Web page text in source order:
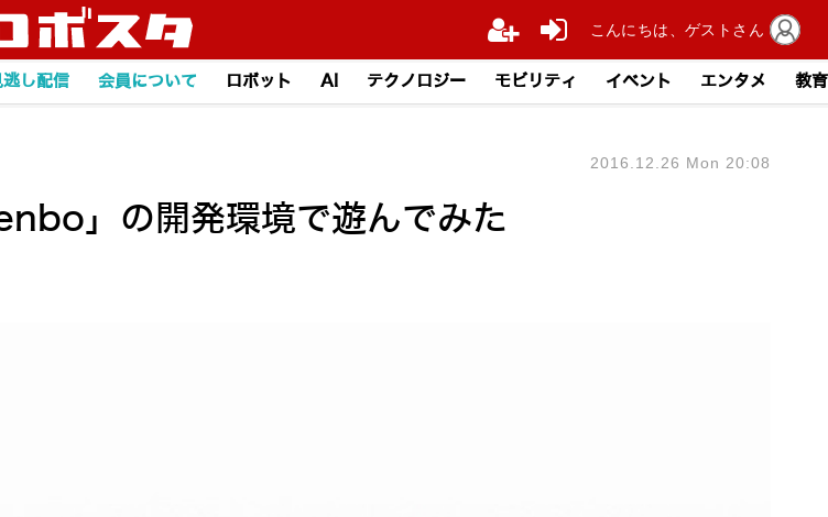
し配信 会員について ロボット AI テクノロジー モビリティ イベント エンタメ 教育
」の開発環境で遊んでみた
2016.12.26 Mon 20:08
こんにちは、ゲストさん